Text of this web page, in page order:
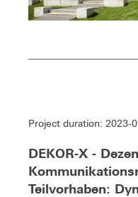
Project duration: 2023-
DEKOR-X -
Teilvorhaben: